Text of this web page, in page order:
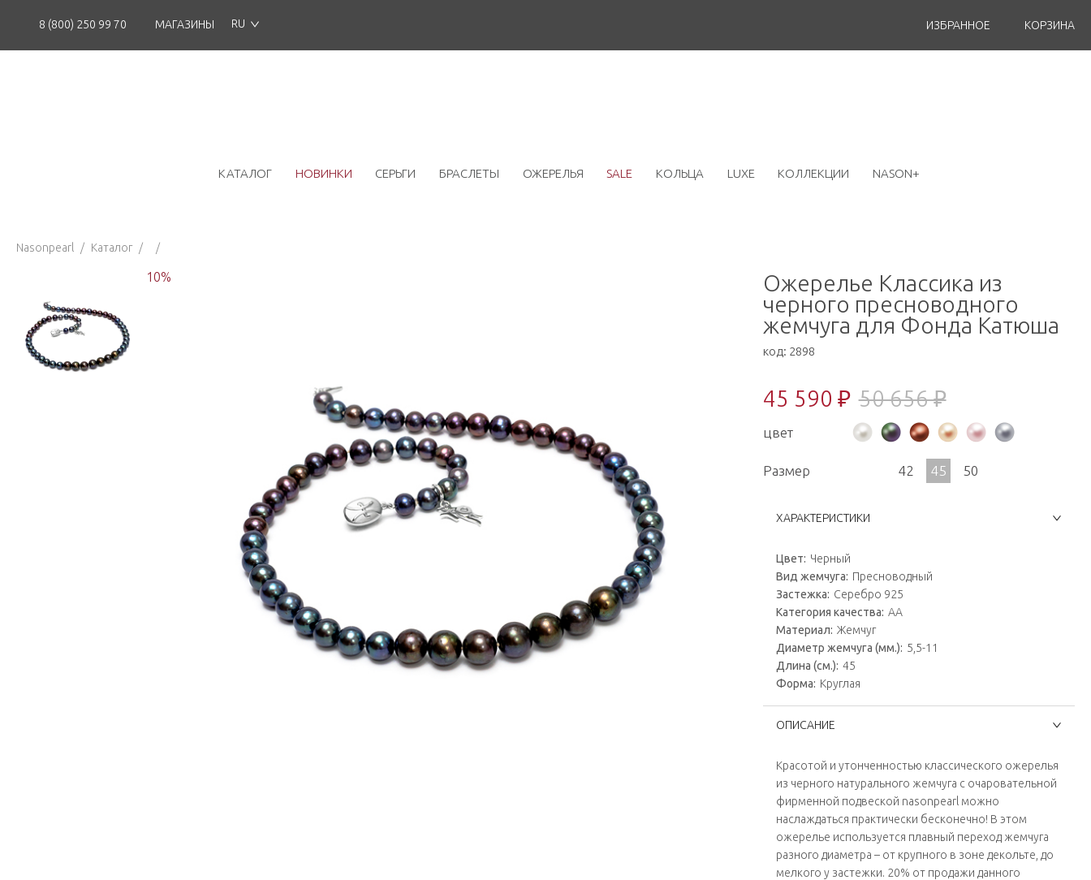
8 (800) 250 99 70 МАГАЗИНЫ RU ИЗБРАННОЕ КОРЗИНА
КАТАЛОГ НОВИНКИ СЕРЬГИ БРАСЛЕТЫ ОЖЕРЕЛЬЯ SALE КОЛЬЦА LUXE КОЛЛЕКЦИИ NASON+
Nasonpearl / Каталог / /
10%
Ожерелье Классика из
черного пресноводного
жемчуга для Фонда Катюша
код: 2898
45 590 ₽ 50 656 ₽
цвет
Размер 42 45 50
ХАРАКТЕРИСТИКИ
Цвет: Черный
Вид жемчуга: Пресноводный
Застежка: Серебро 925
Категория качества: AA
Материал: Жемчуг
Диаметр жемчуга (мм.): 5,5-11
Длина (см.): 45
Форма: Круглая
ОПИСАНИЕ
Красотой и утонченностью классического ожерелья
из черного натурального жемчуга с очаровательной
фирменной подвеской nasonpearl можно
наслаждаться практически бесконечно! В этом
ожерелье используется плавный переход жемчуга
разного диаметра – от крупного в зоне декольте, до
мелкого у застежки. 20% от продажи данного